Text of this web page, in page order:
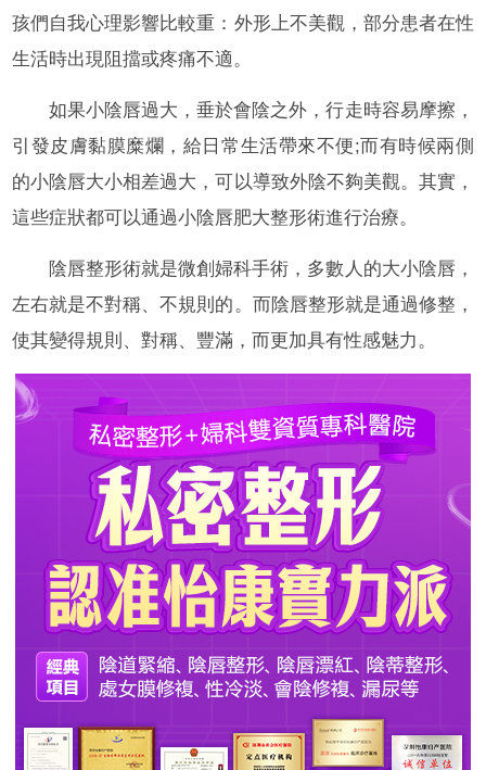
孩們自我心理影響比較重：外形上不美觀，部分患者在性
生活時出現阻擋或疼痛不適。
如果小陰唇過大，垂於會陰之外，行走時容易摩擦，
引發皮膚黏膜糜爛，給日常生活帶來不便;而有時候兩側
的小陰唇大小相差過大，可以導致外陰不夠美觀。其實，
這些症狀都可以通過小陰唇肥大整形術進行治療。
陰唇整形術就是微創婦科手術，多數人的大小陰唇，
左右就是不對稱、不規則的。而陰唇整形就是通過修整，
使其變得規則、對稱、豐滿，而更加具有性感魅力。